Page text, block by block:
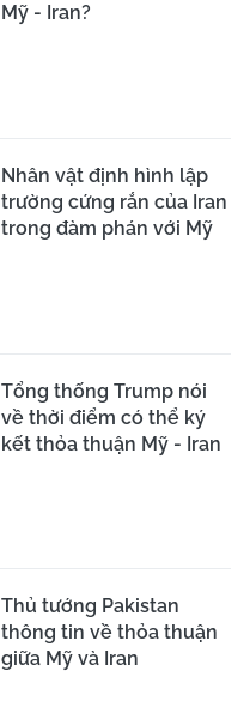
Mỹ - Iran?
Nhân vật định hình lập
trường cứng rắn của Iran
trong đàm phán với Mỹ
Tổng thống Trump nói
về thời điểm có thể ký
kết thỏa thuận Mỹ - Iran
Thủ tướng Pakistan
thông tin về thỏa thuận
giữa Mỹ và Iran